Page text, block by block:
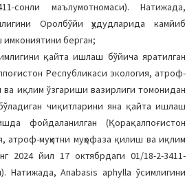
сонли маълумотномаси). Натижада,
Оролбўйи ҳудудларида камйиб
берган;
қайта ишлаш бўйича яратилган
Республикаси экология, атроф-
ва иқлим ўзгариши вазирлиги томонидан
чиқитларини яна қайта ишлаш
фойдаланилган (Қорақалпоғистон
атроф-муҳитни муҳофаза қилиш ва иқлим
2024 йил 17 октябрдаги 01/18-2-3411-
Натижада, Anabasis aphylla ўсимлигини